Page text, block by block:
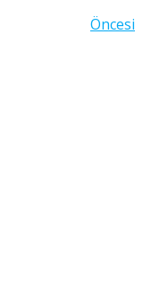
Öncesi